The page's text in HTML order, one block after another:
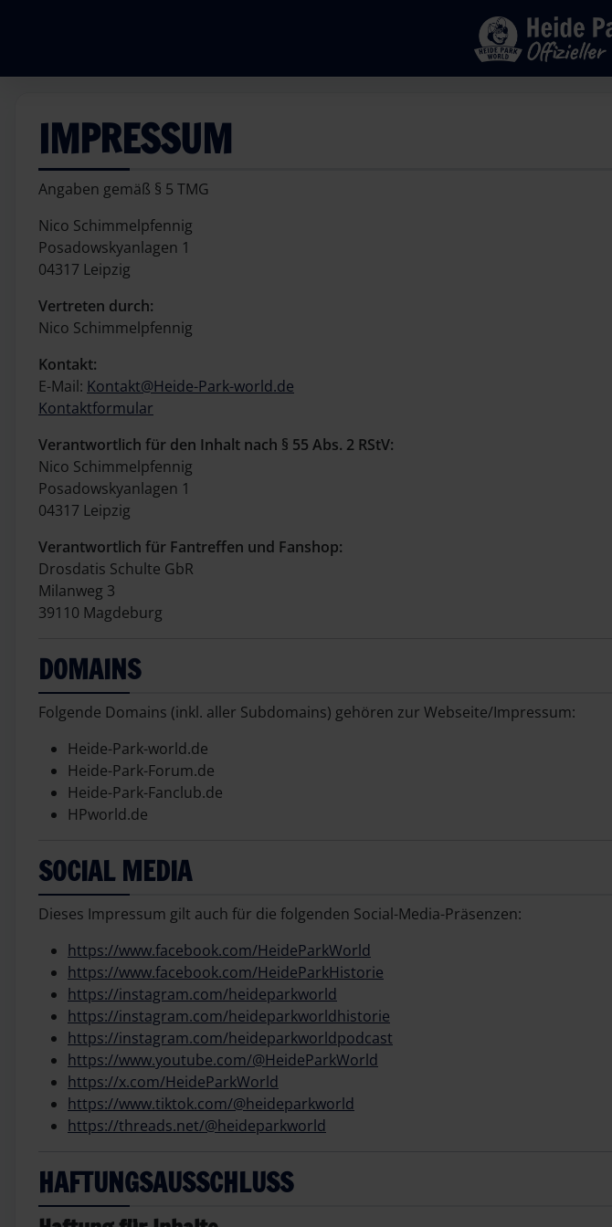
IMPRESSUM
Angaben gemäß § 5 TMG
Nico Schimmelpfennig
Posadowskyanlagen 1
04317 Leipzig
Vertreten durch:
Nico Schimmelpfennig
Kontakt:
E-Mail: Kontakt@Heide-Park-world.de
Kontaktformular
Verantwortlich für den Inhalt nach § 55 Abs. 2 RStV:
Nico Schimmelpfennig
Posadowskyanlagen 1
04317 Leipzig
Verantwortlich für Fantreffen und Fanshop:
Drosdatis Schulte GbR
Milanweg 3
39110 Magdeburg
DOMAINS
Folgende Domains (inkl. aller Subdomains) gehören zur Webseite/Impressum:
Heide-Park-world.de
Heide-Park-Forum.de
Heide-Park-Fanclub.de
HPworld.de
SOCIAL MEDIA
Dieses Impressum gilt auch für die folgenden Social-Media-Präsenzen:
https://www.facebook.com/HeideParkWorld
https://www.facebook.com/HeideParkHistorie
https://instagram.com/heideparkworld
https://instagram.com/heideparkworldhistorie
https://instagram.com/heideparkworldpodcast
https://www.youtube.com/@HeideParkWorld
https://x.com/HeideParkWorld
https://www.tiktok.com/@heideparkworld
https://threads.net/@heideparkworld
HAFTUNGSAUSSCHLUSS